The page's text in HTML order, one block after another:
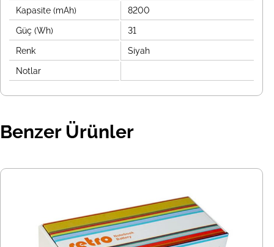
Kapasite (mAh) 8200
Güç (Wh) 31
Renk Siyah
Notlar
Benzer Ürünler